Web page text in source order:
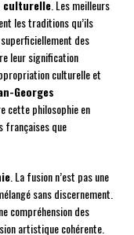
culturelle. Les meilleurs
les traditions qu’ils
des
leur signification
culturelle et
Georges
cette philosophie en
françaises que
. La fusion n’est pas une
sans discernement.
compréhension des
artistique cohérente.